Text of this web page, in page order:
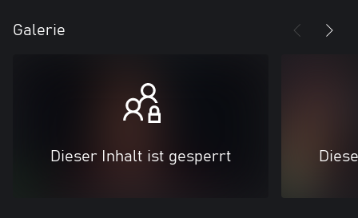
Galerie
Dieser Inhalt ist gesperrt